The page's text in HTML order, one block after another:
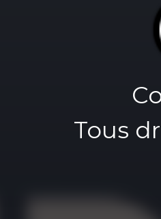
Tous